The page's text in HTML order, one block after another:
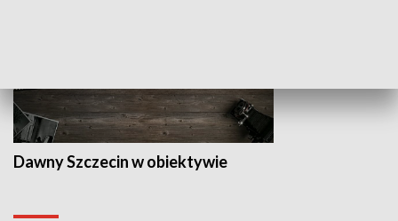
Dawny Szczecin w obiektywie